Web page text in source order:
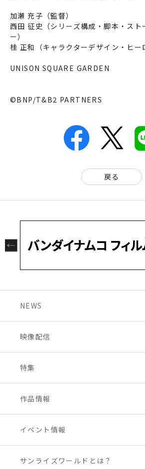
加瀬 充子（監督）
西田 征史（シリーズ構成・脚本・スト
ー）
桂 正和（キャラクターデザイン・ヒー
UNISON SQUARE GARDEN
©BNP/T&B2 PARTNERS
戻る
NEWS
映像配信
特集
作品情報
イベント情報
サンライズワールドとは？